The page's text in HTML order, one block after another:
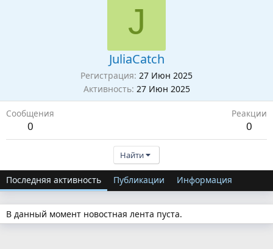
J
JuliaCatch
Регистрация 27 Июн 2025
Активность 27 Июн 2025
Сообщения
0
Реакции
0
Найти
Последняя активность Публикации Информация
В данный момент новостная лента пуста.